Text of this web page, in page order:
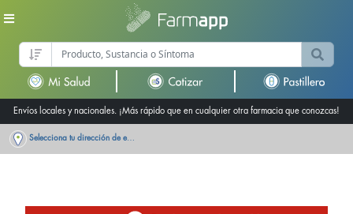
Envíos locales y nacionales. ¡Más rápido que en cualquier otra farmacia que conozcas!
Selecciona tu dirección de entrega